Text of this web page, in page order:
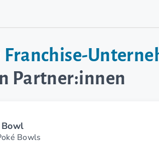
Partner:innen
Bowl
Bowls